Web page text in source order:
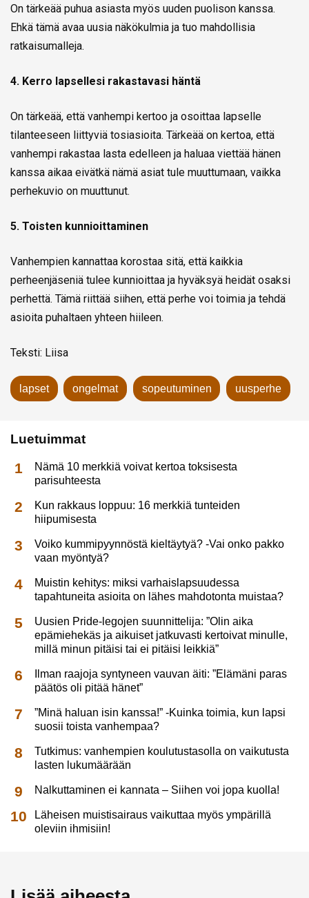
On tärkeää puhua asiasta myös uuden puolison kanssa.
Ehkä tämä avaa uusia näkökulmia ja tuo mahdollisia
ratkaisumalleja.
4. Kerro lapsellesi rakastavasi häntä
On tärkeää, että vanhempi kertoo ja osoittaa lapselle
tilanteeseen liittyviä tosiasioita. Tärkeää on kertoa, että
vanhempi rakastaa lasta edelleen ja haluaa viettää hänen
kanssa aikaa eivätkä nämä asiat tule muuttumaan, vaikka
perhekuvio on muuttunut.
5. Toisten kunnioittaminen
Vanhempien kannattaa korostaa sitä, että kaikkia
perheenjäseniä tulee kunnioittaa ja hyväksyä heidät osaksi
perhettä. Tämä riittää siihen, että perhe voi toimia ja tehdä
asioita puhaltaen yhteen hiileen.
Teksti: Liisa
lapset ongelmat sopeutuminen uusperhe
Luetuimmat
Nämä 10 merkkiä voivat kertoa toksisesta
parisuhteesta
Kun rakkaus loppuu: 16 merkkiä tunteiden
hiipumisesta
Voiko kummipyynnöstä kieltäytyä? -Vai onko pakko
vaan myöntyä?
Muistin kehitys: miksi varhaislapsuudessa
tapahtuneita asioita on lähes mahdotonta muistaa?
Uusien Pride-legojen suunnittelija: ”Olin aika
epämiehekäs ja aikuiset jatkuvasti kertoivat minulle,
millä minun pitäisi tai ei pitäisi leikkiä”
Ilman raajoja syntyneen vauvan äiti: ”Elämäni paras
päätös oli pitää hänet”
”Minä haluan isin kanssa!” -Kuinka toimia, kun lapsi
suosii toista vanhempaa?
Tutkimus: vanhempien koulutustasolla on vaikutusta
lasten lukumäärään
Nalkuttaminen ei kannata – Siihen voi jopa kuolla!
Läheisen muistisairaus vaikuttaa myös ympärillä
oleviin ihmisiin!